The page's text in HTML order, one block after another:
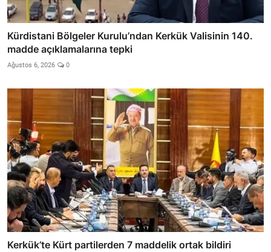
Kürdistani Bölgeler Kurulu’ndan Kerkük Valisinin 140.
madde açıklamalarına tepki
Ağustos 6, 2026 0
Kerkük’te Kürt partilerden 7 maddelik ortak bildiri